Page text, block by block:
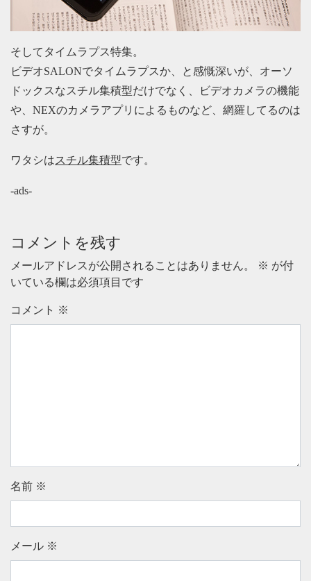
そしてタイムラプス特集。
ビデオSALONでタイムラプスか、と感慨深いが、オーソ
ドックスなスチル集積型だけでなく、ビデオカメラの機能
や、NEXのカメラアプリによるものなど、網羅してるのは
さすが。
ワタシはスチル集積型です。
-ads-
コメントを残す
メールアドレスが公開されることはありません。 ※ が付
いている欄は必須項目です
コメント ※
名前 ※
メール ※